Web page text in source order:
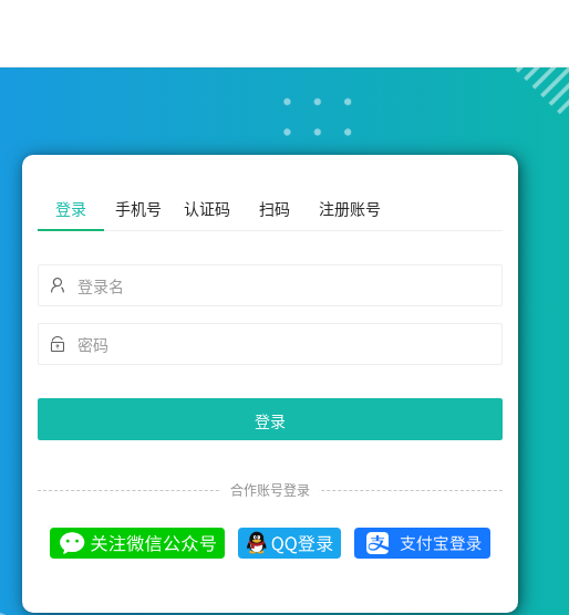
登录 手机号 认证码 扫码 注册账号
登录
合作账号登录